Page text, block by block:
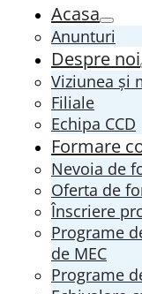
Acasa
Anunturi
Despre noi
Viziunea și
Filiale
Echipa CCD
Formare
Nevoia de
Oferta de
Înscriere
Programe
de MEC
Programe